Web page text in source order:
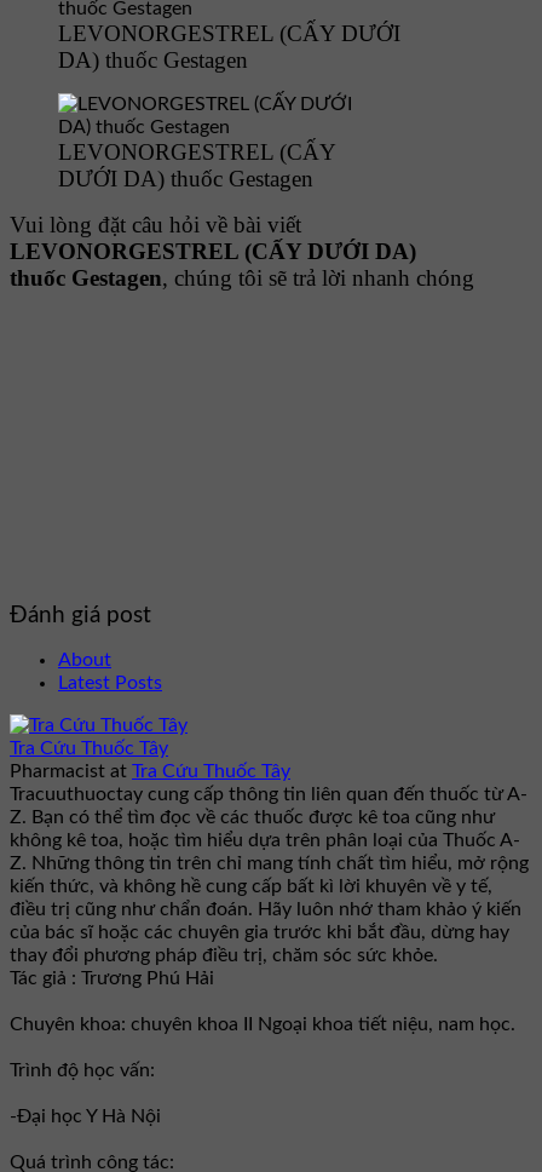
LEVONORGESTREL (CẤY DƯỚI
DA) thuốc Gestagen
LEVONORGESTREL (CẤY
DƯỚI DA) thuốc Gestagen
Vui lòng đặt câu hỏi về bài viết
LEVONORGESTREL (CẤY DƯỚI DA)
thuốc Gestagen, chúng tôi sẽ trả lời nhanh chóng
Đánh giá post
About
Latest Posts
Tra Cứu Thuốc Tây
Pharmacist at Tra Cứu Thuốc Tây
Tracuuthuoctay cung cấp thông tin liên quan đến thuốc từ A-
Z. Bạn có thể tìm đọc về các thuốc được kê toa cũng như
không kê toa, hoặc tìm hiểu dựa trên phân loại của Thuốc A-
Z. Những thông tin trên chỉ mang tính chất tìm hiểu, mở rộng
kiến thức, và không hề cung cấp bất kì lời khuyên về y tế,
điều trị cũng như chẩn đoán. Hãy luôn nhớ tham khảo ý kiến
của bác sĩ hoặc các chuyên gia trước khi bắt đầu, dừng hay
thay đổi phương pháp điều trị, chăm sóc sức khỏe.
Tác giả : Trương Phú Hải
Chuyên khoa: chuyên khoa II Ngoại khoa tiết niệu, nam học.
Trình độ học vấn:
-Đại học Y Hà Nội
Quá trình công tác: